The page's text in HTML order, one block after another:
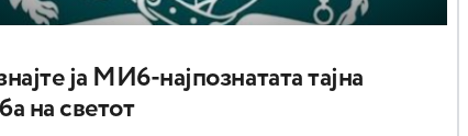
ја МИ6-најпознатата тајна
на светот